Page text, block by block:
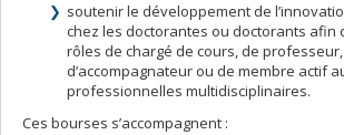
soutenir le développement de
chez les doctorantes ou doctorants afin
rôles de chargé de cours, de
d’accompagnateur ou de membre actif
professionnelles multidisciplinaires.
Ces bourses s’accompagnent :